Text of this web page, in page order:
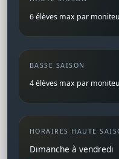
6 élèves max par
BASSE SAISON
4 élèves max par
HORAIRES HAUTE
Dimanche à vendredi